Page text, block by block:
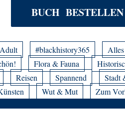
BUCH BESTELLEN
#blackhistory365
Flora & Fauna
Reisen Spannend Stadt
Wut & Mut Zum